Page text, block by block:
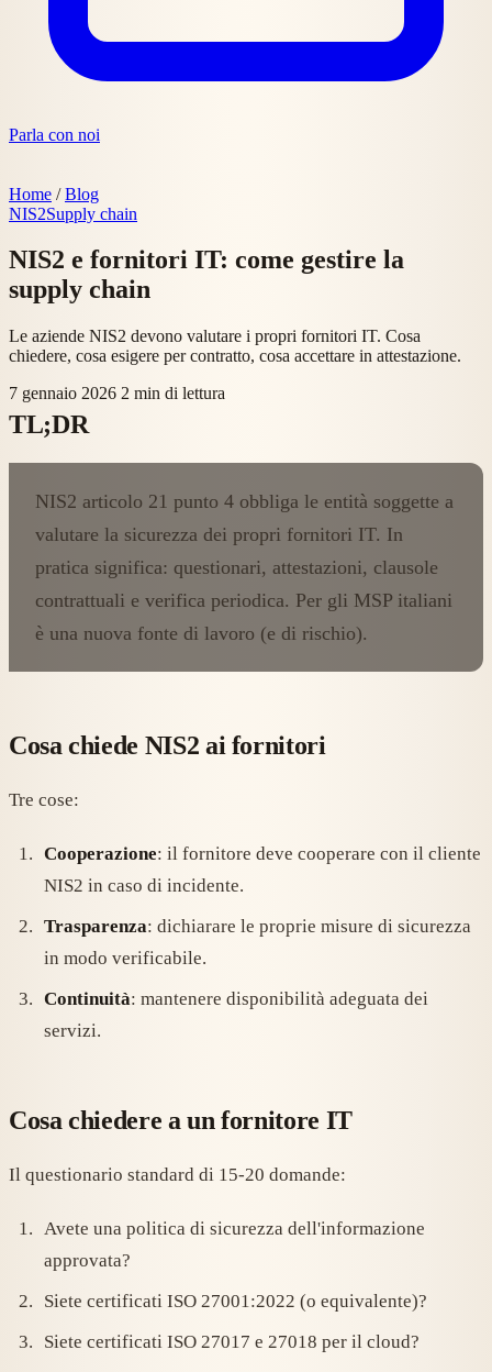
Parla con noi
Home / Blog
NIS2Supply chain
NIS2 e fornitori IT: come gestire la
supply chain
Le aziende NIS2 devono valutare i propri fornitori IT. Cosa
chiedere, cosa esigere per contratto, cosa accettare in attestazione.
7 gennaio 2026 2 min di lettura
TL;DR
NIS2 articolo 21 punto 4 obbliga le entità soggette a
valutare la sicurezza dei propri fornitori IT. In
pratica significa: questionari, attestazioni, clausole
contrattuali e verifica periodica. Per gli MSP italiani
è una nuova fonte di lavoro (e di rischio).
Cosa chiede NIS2 ai fornitori
Tre cose:
Cooperazione: il fornitore deve cooperare con il cliente
NIS2 in caso di incidente.
Trasparenza: dichiarare le proprie misure di sicurezza
in modo verificabile.
Continuità: mantenere disponibilità adeguata dei
servizi.
Cosa chiedere a un fornitore IT
Il questionario standard di 15-20 domande:
Avete una politica di sicurezza dell'informazione
approvata?
Siete certificati ISO 27001:2022 (o equivalente)?
Siete certificati ISO 27017 e 27018 per il cloud?